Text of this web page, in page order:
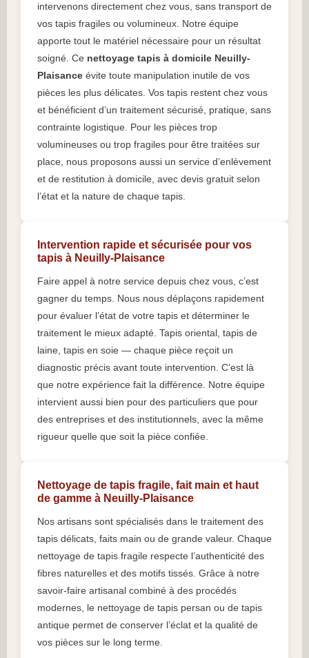
intervenons directement chez vous, sans transport de
vos tapis fragiles ou volumineux. Notre équipe
apporte tout le matériel nécessaire pour un résultat
soigné. Ce nettoyage tapis à domicile Neuilly-
Plaisance évite toute manipulation inutile de vos
pièces les plus délicates. Vos tapis restent chez vous
et bénéficient d’un traitement sécurisé, pratique, sans
contrainte logistique. Pour les pièces trop
volumineuses ou trop fragiles pour être traitées sur
place, nous proposons aussi un service d’enlèvement
et de restitution à domicile, avec devis gratuit selon
l’état et la nature de chaque tapis.
Intervention rapide et sécurisée pour vos
tapis à Neuilly-Plaisance
Faire appel à notre service depuis chez vous, c’est
gagner du temps. Nous nous déplaçons rapidement
pour évaluer l’état de votre tapis et déterminer le
traitement le mieux adapté. Tapis oriental, tapis de
laine, tapis en soie — chaque pièce reçoit un
diagnostic précis avant toute intervention. C’est là
que notre expérience fait la différence. Notre équipe
intervient aussi bien pour des particuliers que pour
des entreprises et des institutionnels, avec la même
rigueur quelle que soit la pièce confiée.
Nettoyage de tapis fragile, fait main et haut
de gamme à Neuilly-Plaisance
Nos artisans sont spécialisés dans le traitement des
tapis délicats, faits main ou de grande valeur. Chaque
nettoyage de tapis fragile respecte l’authenticité des
fibres naturelles et des motifs tissés. Grâce à notre
savoir-faire artisanal combiné à des procédés
modernes, le nettoyage de tapis persan ou de tapis
antique permet de conserver l’éclat et la qualité de
vos pièces sur le long terme.